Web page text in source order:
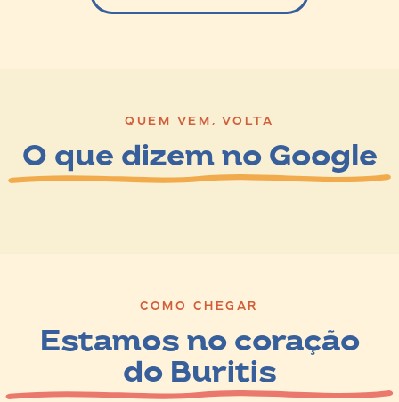
QUEM VEM, VOLTA
O que dizem no Google
COMO CHEGAR
Estamos no coração
do Buritis